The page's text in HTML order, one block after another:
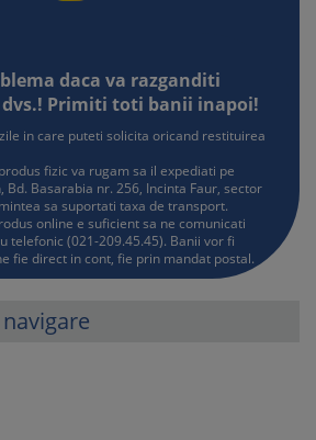
daca va razganditi
Primiti toti banii inapoi!
in care puteti solicita oricand restituirea
fizic va rugam sa il expediati pe
Basarabia nr. 256, Incinta Faur, sector
sa suportati taxa de transport.
online e suficient sa ne comunicati
telefonic (021-209.45.45). Banii vor fi
fie direct in cont, fie prin mandat postal.